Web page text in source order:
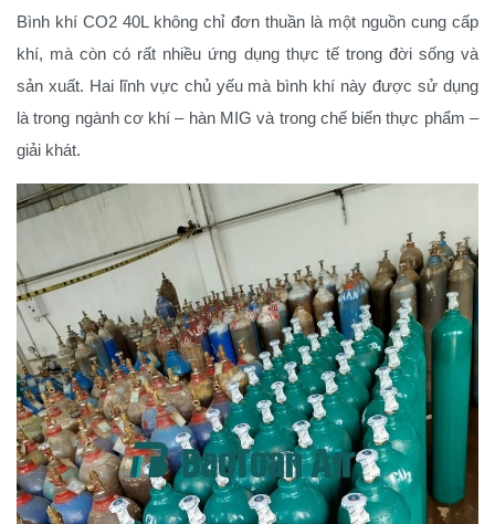
Bình khí CO2 40L không chỉ đơn thuần là một nguồn cung cấp
khí, mà còn có rất nhiều ứng dụng thực tế trong đời sống và
sản xuất. Hai lĩnh vực chủ yếu mà bình khí này được sử dụng
là trong ngành cơ khí – hàn MIG và trong chế biến thực phẩm –
giải khát.